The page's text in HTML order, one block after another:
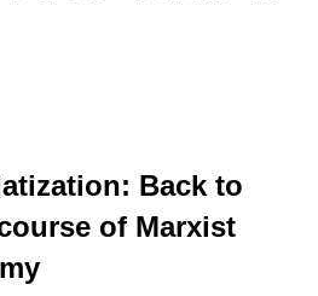
Back to
of Marxist